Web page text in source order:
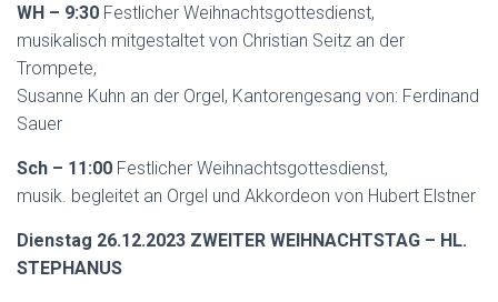
WH – 9:30 Festlicher Weihnachtsgottesdienst,
musikalisch mitgestaltet von Christian Seitz an der
Trompete,
Susanne Kuhn an der Orgel, Kantorengesang von: Ferdinand
Sauer
Sch – 11:00 Festlicher Weihnachtsgottesdienst,
musik. begleitet an Orgel und Akkordeon von Hubert Elstner
Dienstag 26.12.2023 ZWEITER WEIHNACHTSTAG – HL.
STEPHANUS